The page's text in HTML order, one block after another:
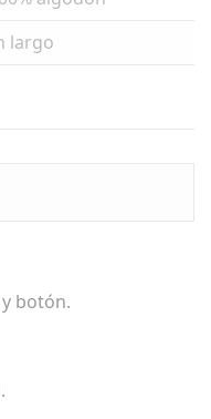
largo
botón.